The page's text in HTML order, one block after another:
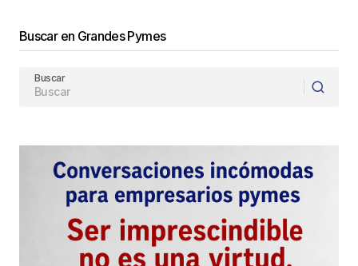
reCAPTCHA y la
Enviar Comentario
Buscar en Grandes Pymes
Buscar